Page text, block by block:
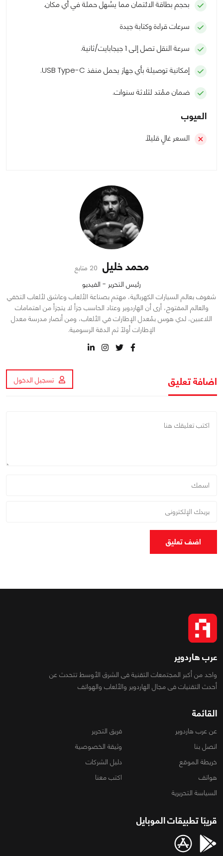
بحجم بطاقة الائتمان مما يسُهل حملة في أي مكان.
سرعات قراءة وكتابة جيدة
سرعة النقل تصل إلى 1 جيجابايت/ثانية.
إمكانية توصيلة بأي جهاز يحمل منفذ USB Type-C.
ضمان ممُتد لثلاثة سنوات.
العيوب
السعر غالٍ قليلاً
محمد خليل 20 متابع
رئيس التحرير - الفيديو
شغوف بعالم السيارات الكهربائية، مهتم بصناعة الألعاب وعاشق لألعاب التخفي
والعالم المفتوح، أرى أن الهاردوير وعتاد الحاسب جزأ لا يتجزأ من اهتمامات
اللاعبين، لدي هوس بمُعدل الإطارات في الألعاب، ومن أنصار مدرسة معدل
الإطارات أولاً ثم الدقة الرسومية.
اضافة تعليق تسجيل الدخول
اضف تعليق
عرب هاردوير
واحد من أكبر المجتمعات التقنية فى الشرق الأوسط تتحدث عن
أحدث التقنيات فى مجال الهاردوير والألعاب والهواتف
القائمة
عن عرب هاردوير
فريق التحرير
اتصل بنا
وثيقة الخصوصية
خريطة الموقع
دليل الشركات
هواتف
اكتب معنا
السياسة التحريرية
قريبًا تطبيقات الموبايل